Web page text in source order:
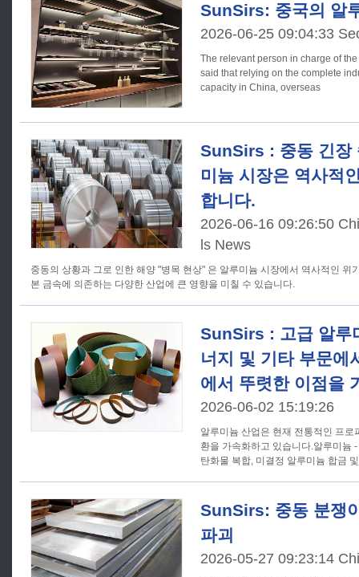
SunSirs: 중국의 알
2026-06-25 09:04:33
The relevant person in charge of
said that relying on the complete
capacity in China, overseas
SunSirs : 중동 긴장
미늄 시장은 역사적
합니다.
2026-06-16 09:26:50
ls News
중동의 상황과 그로 인한 해양 "병목 현상" 은 알루미늄 시장에서 역사적인 위
본 금속에 의존하는 다양한 산업에 큰 영향을 미칠 수 있습니다.
SunSirs : 고급 알루
너지 및 기타 부문에
에서 뚜렷한 이점을
2026-06-02 15:19:26
알루미늄 산업은 현재 전통적인 프
환을 가속화하고 있습니다.알루미늄
탄화물 복합, 미결정 알루미늄 합금
SunSirs: 중동 분쟁
파괴
2026-05-27 09:23:14